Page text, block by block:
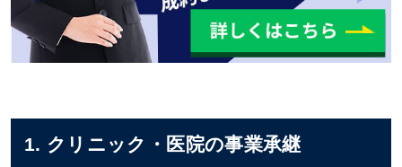
1. クリニック・医院の事業承継